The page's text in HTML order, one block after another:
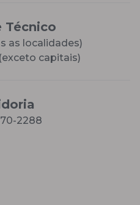
Técnico
as localidades)
capitais)
2288